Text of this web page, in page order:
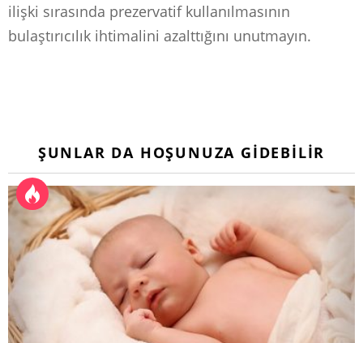
ilişki sırasında prezervatif kullanılmasının
bulaştırıcılık ihtimalini azalttığını unutmayın.
ŞUNLAR DA HOŞUNUZA GIDEBILIR